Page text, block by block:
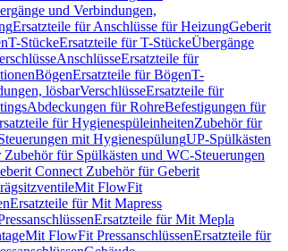
und Verbindungen,
Ersatzteile für Anschlüsse für HeizungGeberit
T-StückeErsatzteile für T-StückeÜbergänge
AnschlüsseErsatzteile für
BögenErsatzteile für BögenT-
lösbarVerschlüsseErsatzteile für
Abdeckungen für RohreBefestigungen für
für HygienespüleinheitenZubehör für
mit HygienespülungUP-Spülkästen
Zubehör für Spülkästen und WC-Steuerungen
Connect Zubehör für Geberit
Mit FlowFit
Ersatzteile für Mit Mapress
Ersatzteile für Mit Mepla
Mit FlowFit PressanschlüssenErsatzteile für